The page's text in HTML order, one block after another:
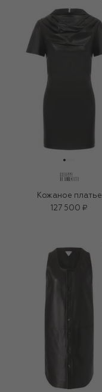
Кожаное платье
127 500 ₽